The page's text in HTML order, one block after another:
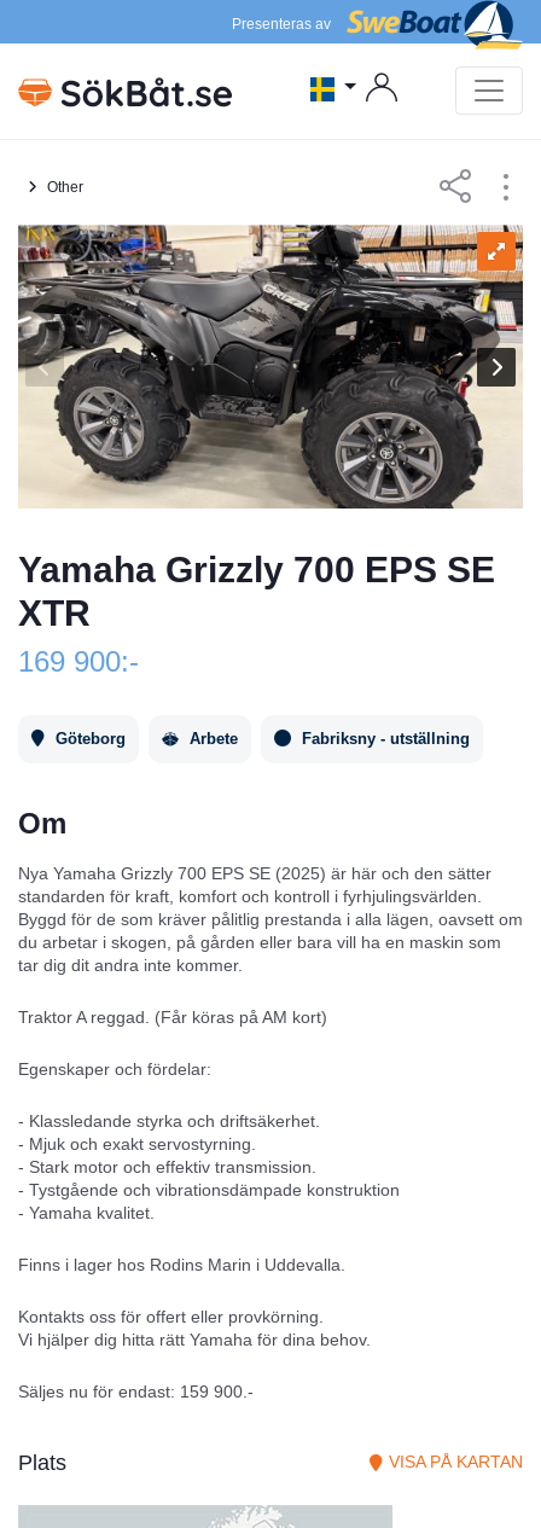
Presenteras av
Other
Yamaha Grizzly 700 EPS SE
XTR
169 900:-
Göteborg Arbete Fabriksny - utställning
Om
Nya Yamaha Grizzly 700 EPS SE (2025) är här och den sätter
standarden för kraft, komfort och kontroll i fyrhjulingsvärlden.
Byggd för de som kräver pålitlig prestanda i alla lägen, oavsett om
du arbetar i skogen, på gården eller bara vill ha en maskin som
tar dig dit andra inte kommer.
Traktor A reggad. (Får köras på AM kort)
Egenskaper och fördelar:
- Klassledande styrka och driftsäkerhet.
- Mjuk och exakt servostyrning.
- Stark motor och effektiv transmission.
- Tystgående och vibrationsdämpade konstruktion
- Yamaha kvalitet.
Finns i lager hos Rodins Marin i Uddevalla.
Kontakts oss för offert eller provkörning.
Vi hjälper dig hitta rätt Yamaha för dina behov.
Säljes nu för endast: 159 900.-
Plats VISA PÅ KARTAN